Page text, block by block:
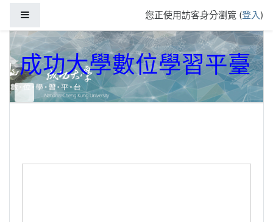
您正使用訪客身分瀏覽 (登入)
成功大學數位學習平臺